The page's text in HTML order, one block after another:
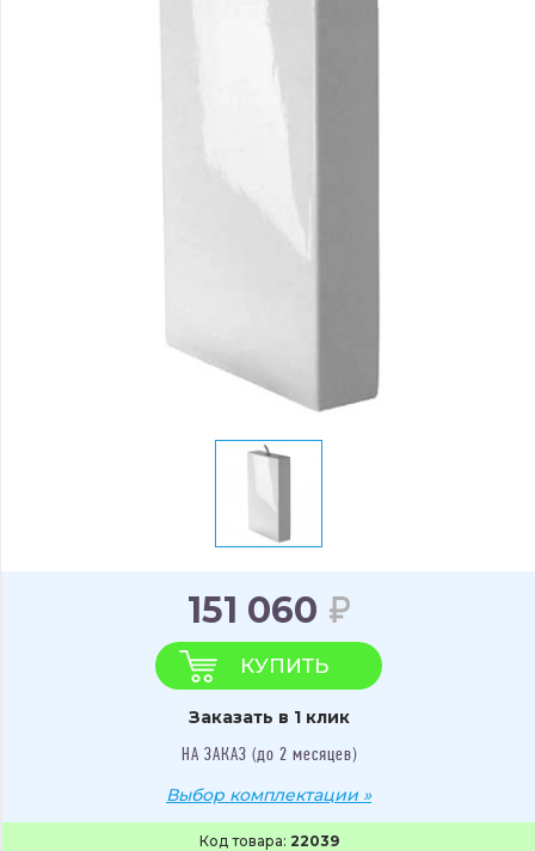
Код товара: 22039
151 060
КУПИТЬ
Заказать в 1 клик
НА ЗАКАЗ (до 2 месяцев)
Выбор комплектации »